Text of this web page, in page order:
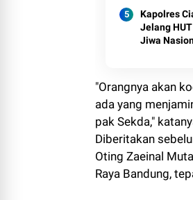
Kapolres
Jelang
Jiwa
"Orangnya akan
ada yang
pak Sekda,"
Diberitakan
Oting Zaeinal
Raya Bandung,